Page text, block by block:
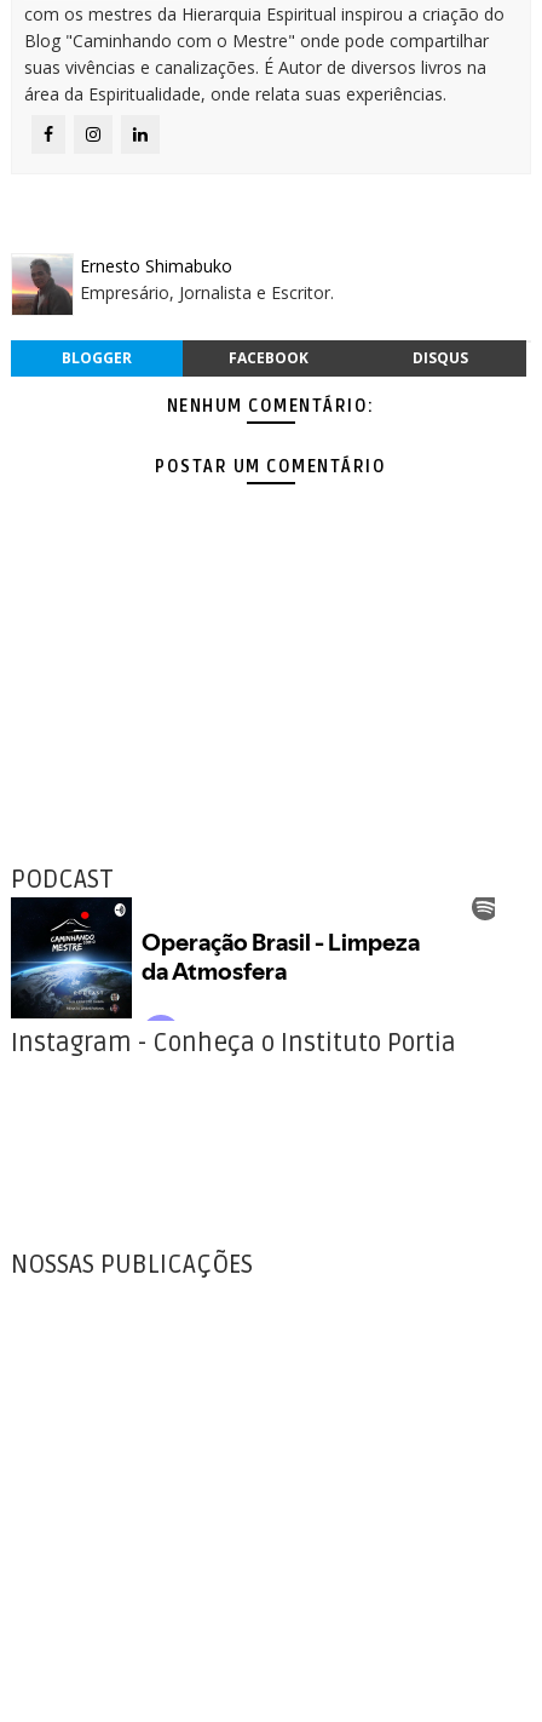
com os mestres da Hierarquia Espiritual inspirou a criação do
Blog "Caminhando com o Mestre" onde pode compartilhar
suas vivências e canalizações. É Autor de diversos livros na
área da Espiritualidade, onde relata suas experiências.
Ernesto Shimabuko
Empresário, Jornalista e Escritor.
BLOGGER FACEBOOK DISQUS
NENHUM COMENTÁRIO:
POSTAR UM COMENTÁRIO
PODCAST
Instagram - Conheça o Instituto Portia
NOSSAS PUBLICAÇÕES